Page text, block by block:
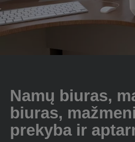
Namų biuras,
biuras,
prekyba ir